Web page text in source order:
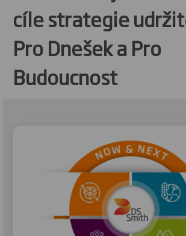
cíle strategie
Pro Dnešek a Pro
Budoucnost